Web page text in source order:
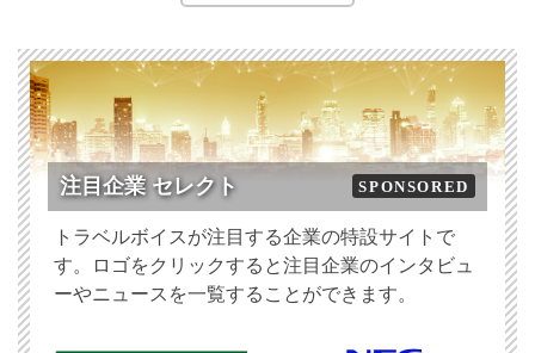
注目企業 セレクト SPONSORED
トラベルボイスが注目する企業の特設サイトで
す。ロゴをクリックすると注目企業のインタビュ
ーやニュースを一覧することができます。